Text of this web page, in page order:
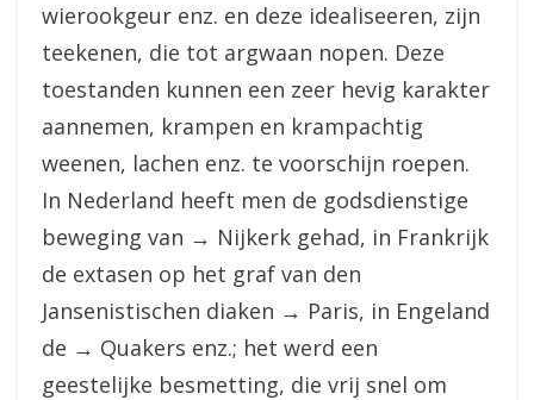
wierookgeur enz. en deze idealiseeren, zijn
teekenen, die tot argwaan nopen. Deze
toestanden kunnen een zeer hevig karakter
aannemen, krampen en krampachtig
weenen, lachen enz. te voorschijn roepen.
In Nederland heeft men de godsdienstige
beweging van → Nijkerk gehad, in Frankrijk
de extasen op het graf van den
Jansenistischen diaken → Paris, in Engeland
de → Quakers enz.; het werd een
geestelijke besmetting, die vrij snel om